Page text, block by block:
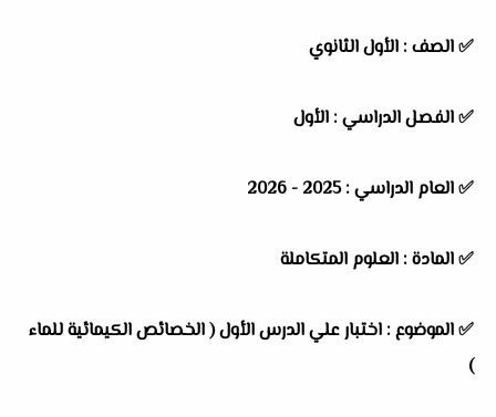
✅الصف : الأول الثانوي
✅الفصل الدراسي : الأول
✅العام الدراسي :2025 - 2026
✅المادة : العلوم المتكاملة
✅الموضوع : اختبار علي الدرس الأول ( الخصائص الكيمائية للماء
)